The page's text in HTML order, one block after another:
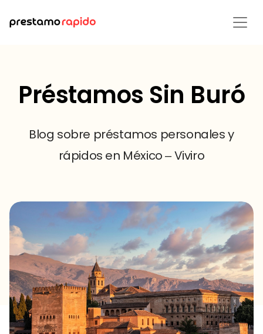
Préstamos Sin Buró
Blog sobre préstamos personales y
rápidos en México – Viviro